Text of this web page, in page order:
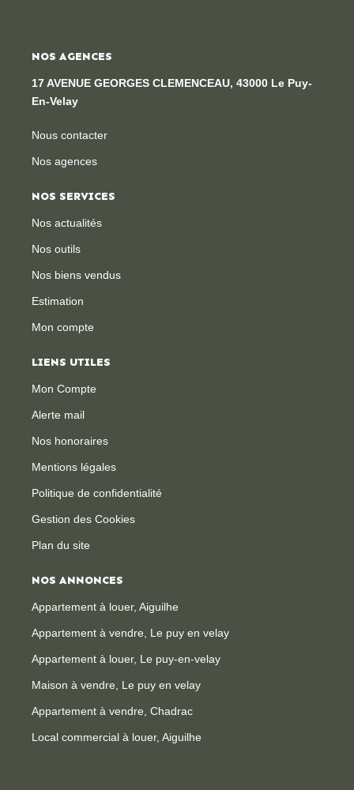
NOS AGENCES
17 AVENUE GEORGES CLEMENCEAU, 43000 Le Puy-
En-Velay
Nous contacter
Nos agences
NOS SERVICES
Nos actualités
Nos outils
Nos biens vendus
Estimation
Mon compte
LIENS UTILES
Mon Compte
Alerte mail
Nos honoraires
Mentions légales
Politique de confidentialité
Gestion des Cookies
Plan du site
NOS ANNONCES
Appartement à louer, Aiguilhe
Appartement à vendre, Le puy en velay
Appartement à louer, Le puy-en-velay
Maison à vendre, Le puy en velay
Appartement à vendre, Chadrac
Local commercial à louer, Aiguilhe